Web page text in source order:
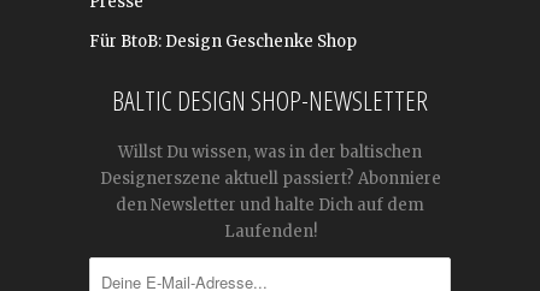
Für BtoB: Design Geschenke Shop
BALTIC DESIGN SHOP-NEWSLETTER
Willst Du wissen, was in der baltischen
Designerszene aktuell passiert? Abonniere
den Newsletter und halte Dich auf dem
Laufenden!